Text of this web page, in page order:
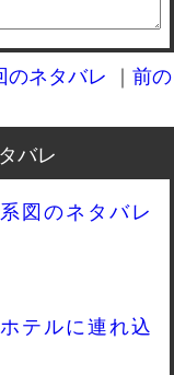
のネタバレ
前の
バレ
図のネタバレ
テルに連れ込